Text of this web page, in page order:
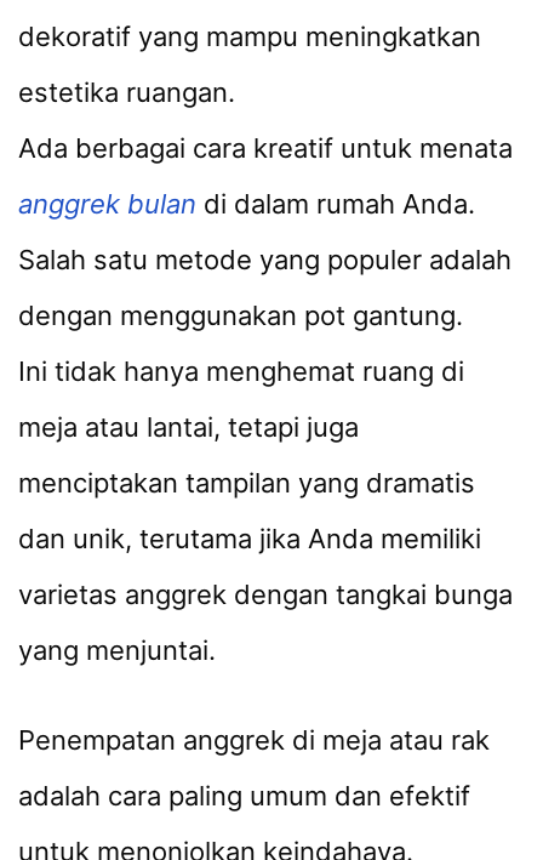
dekoratif yang mampu meningkatkan
estetika ruangan.
Ada berbagai cara kreatif untuk menata
anggrek bulan di dalam rumah Anda.
Salah satu metode yang populer adalah
dengan menggunakan pot gantung.
Ini tidak hanya menghemat ruang di
meja atau lantai, tetapi juga
menciptakan tampilan yang dramatis
dan unik, terutama jika Anda memiliki
varietas anggrek dengan tangkai bunga
yang menjuntai.
Penempatan anggrek di meja atau rak
adalah cara paling umum dan efektif
untuk menonjolkan keindahaya.